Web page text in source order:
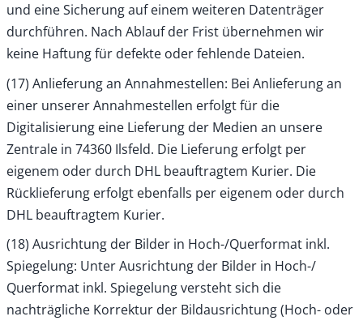
und eine Sicherung auf einem weiteren Datenträger
durchführen. Nach Ablauf der Frist übernehmen wir
keine Haftung für defekte oder fehlende Dateien.
(17) Anlieferung an Annahmestellen: Bei Anlieferung an
einer unserer Annahmestellen erfolgt für die
Digitalisierung eine Lieferung der Medien an unsere
Zentrale in 74360 Ilsfeld. Die Lieferung erfolgt per
eigenem oder durch DHL beauftragtem Kurier. Die
Rücklieferung erfolgt ebenfalls per eigenem oder durch
DHL beauftragtem Kurier.
(18) Ausrichtung der Bilder in Hoch-/Querformat inkl.
Spiegelung: Unter Ausrichtung der Bilder in Hoch-/
Querformat inkl. Spiegelung versteht sich die
nachträgliche Korrektur der Bildausrichtung (Hoch- oder